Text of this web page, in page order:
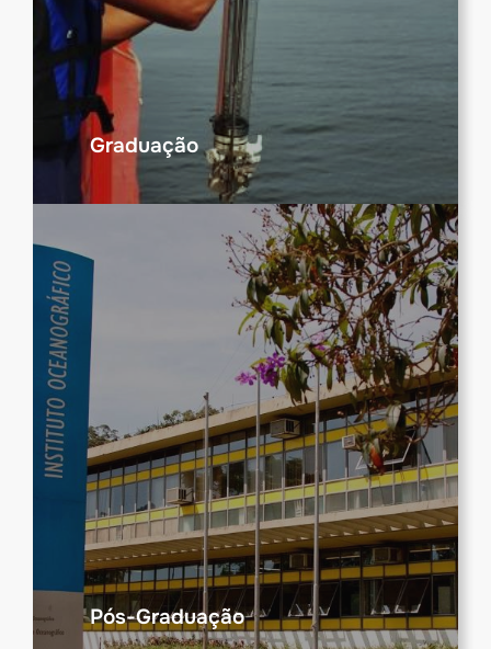
Graduação
Pós-Graduação